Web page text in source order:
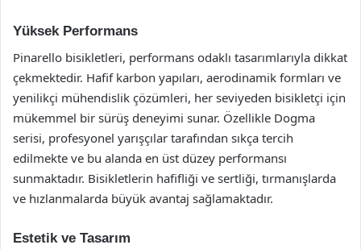
Yüksek Performans
Pinarello bisikletleri, performans odaklı tasarımlarıyla dikkat
çekmektedir. Hafif karbon yapıları, aerodinamik formları ve
yenilikçi mühendislik çözümleri, her seviyeden bisikletçi için
mükemmel bir sürüş deneyimi sunar. Özellikle Dogma
serisi, profesyonel yarışçılar tarafından sıkça tercih
edilmekte ve bu alanda en üst düzey performansı
sunmaktadır. Bisikletlerin hafifliği ve sertliği, tırmanışlarda
ve hızlanmalarda büyük avantaj sağlamaktadır.
Estetik ve Tasarım